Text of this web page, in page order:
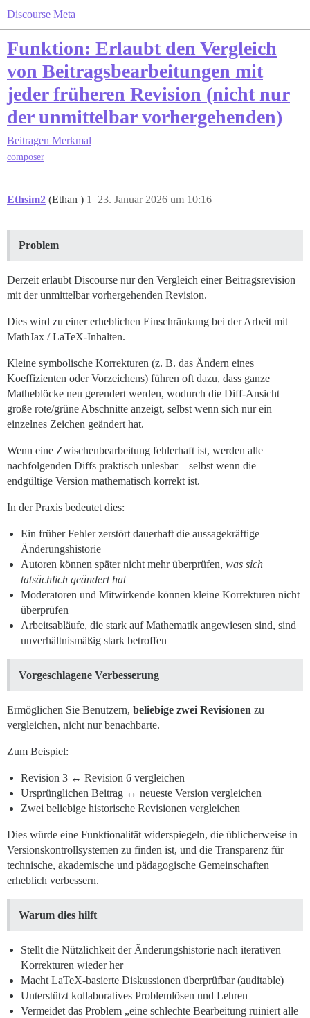
Discourse Meta
Funktion: Erlaubt den Vergleich
von Beitragsbearbeitungen mit
jeder früheren Revision (nicht nur
der unmittelbar vorhergehenden)
Beitragen Merkmal
composer
Ethsim2 (Ethan ) 23. Januar 2026 um 10:16
1
Problem
Derzeit erlaubt Discourse nur den Vergleich einer Beitragsrevision
mit der unmittelbar vorhergehenden Revision.
Dies wird zu einer erheblichen Einschränkung bei der Arbeit mit
MathJax / LaTeX-Inhalten.
Kleine symbolische Korrekturen (z. B. das Ändern eines
Koeffizienten oder Vorzeichens) führen oft dazu, dass ganze
Matheblöcke neu gerendert werden, wodurch die Diff-Ansicht
große rote/grüne Abschnitte anzeigt, selbst wenn sich nur ein
einzelnes Zeichen geändert hat.
Wenn eine Zwischenbearbeitung fehlerhaft ist, werden alle
nachfolgenden Diffs praktisch unlesbar – selbst wenn die
endgültige Version mathematisch korrekt ist.
In der Praxis bedeutet dies:
Ein früher Fehler zerstört dauerhaft die aussagekräftige
Änderungshistorie
Autoren können später nicht mehr überprüfen, was sich
tatsächlich geändert hat
Moderatoren und Mitwirkende können kleine Korrekturen nicht
überprüfen
Arbeitsabläufe, die stark auf Mathematik angewiesen sind, sind
unverhältnismäßig stark betroffen
Vorgeschlagene Verbesserung
Ermöglichen Sie Benutzern, beliebige zwei Revisionen zu
vergleichen, nicht nur benachbarte.
Zum Beispiel:
Revision 3 ↔ Revision 6 vergleichen
Ursprünglichen Beitrag ↔ neueste Version vergleichen
Zwei beliebige historische Revisionen vergleichen
Dies würde eine Funktionalität widerspiegeln, die üblicherweise in
Versionskontrollsystemen zu finden ist, und die Transparenz für
technische, akademische und pädagogische Gemeinschaften
erheblich verbessern.
Warum dies hilft
Stellt die Nützlichkeit der Änderungshistorie nach iterativen
Korrekturen wieder her
Macht LaTeX-basierte Diskussionen überprüfbar (auditable)
Unterstützt kollaboratives Problemlösen und Lehren
Vermeidet das Problem „eine schlechte Bearbeitung ruiniert alle